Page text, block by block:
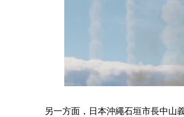
另一方面，日本沖繩石垣市長中山